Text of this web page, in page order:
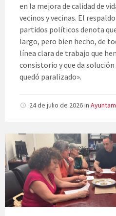
en la mejora de calidad de
vecinos y vecinas. El
partidos políticos denota
largo, pero bien hecho, de
línea clara de trabajo que
consistorio y que da solución
quedó paralizado».
24 de julio de 2026in